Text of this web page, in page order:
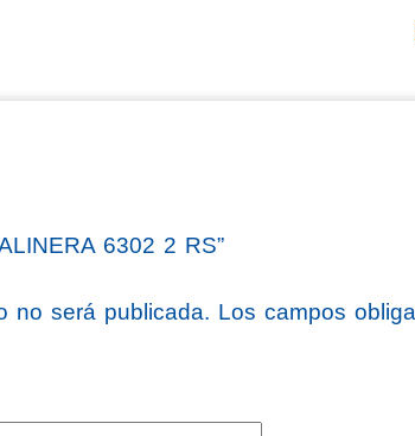
6302 2 RS”
no será publicada. Los campos